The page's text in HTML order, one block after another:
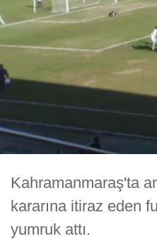
Kahramanmaraş'ta
kararına itiraz eden
yumruk attı.